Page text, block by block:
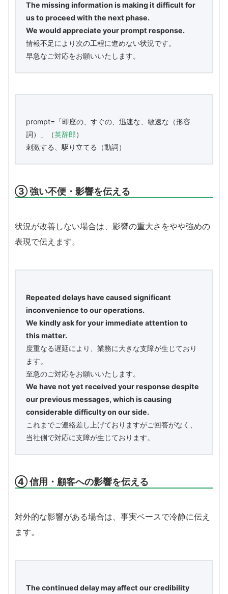
The missing information is making it difficult for
us to proceed with the next phase.
We would appreciate your prompt response.
情報不足により次の工程に進めない状況です。
早急なご対応をお願いいたします。
prompt=「即座の、すぐの、迅速な、敏速な（形容
詞）」（英辞郎）
刺激する、駆り立てる（動詞）
③ 強い不便・影響を伝える
状況が改善しない場合は、影響の重大さをやや強めの
表現で伝えます。
Repeated delays have caused significant
inconvenience to our operations.
We kindly ask for your immediate attention to
this matter.
度重なる遅延により、業務に大きな支障が生じており
ます。
至急のご対応をお願いいたします。
We have not yet received your response despite
our previous messages, which is causing
considerable difficulty on our side.
これまでご連絡差し上げておりますがご回答がなく、
当社側で対応に支障が生じております。
④ 信用・顧客への影響を伝える
対外的な影響がある場合は、事実ベースで冷静に伝え
ます。
The continued delay may affect our credibility